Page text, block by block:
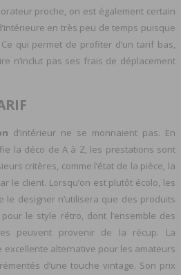
proche, on est également certain
en très peu de temps puisque
qui permet de profiter d’un tarif bas,
n’inclut pas ses frais de déplacement
d’intérieur ne se monnaient pas. En
la déco de A à Z, les prestations sont
critères, comme l’état de la pièce, la
le client. Lorsqu’on est plutôt écolo, les
le designer n’utilisera que des produits
le style rétro, dont l’ensemble des
peuvent provenir de la récup. La
alternative pour les amateurs
d’une touche vintage. Son prix